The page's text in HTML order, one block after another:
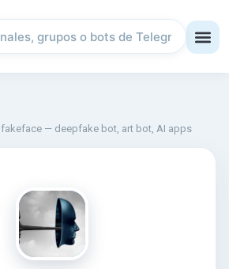
fakeface — deepfake bot, art bot, AI apps
FA